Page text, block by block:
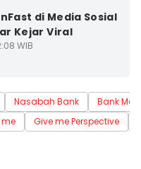
di Media Sosial
Kejar Viral
WIB
Nasabah Bank
Bank
Give me Perspective